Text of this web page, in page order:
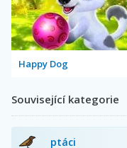
Happy Dog
Související kategorie
ptáci